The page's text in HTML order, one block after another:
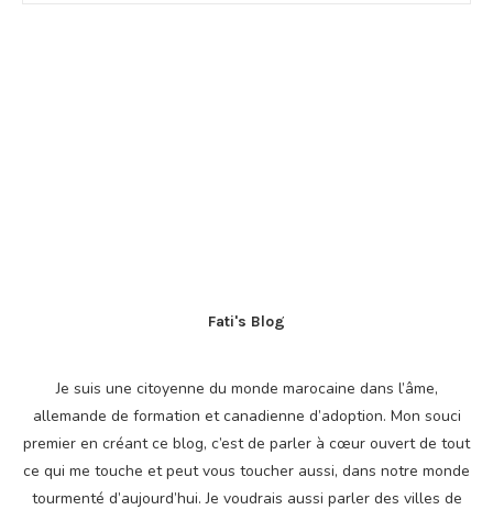
Fati's Blog
Je suis une citoyenne du monde marocaine dans l’âme,
allemande de formation et canadienne d’adoption. Mon souci
premier en créant ce blog, c’est de parler à cœur ouvert de tout
ce qui me touche et peut vous toucher aussi, dans notre monde
tourmenté d’aujourd’hui. Je voudrais aussi parler des villes de